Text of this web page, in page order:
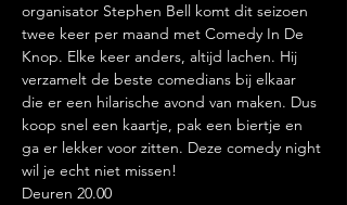
organisator Stephen Bell komt dit seizoen
twee keer per maand met Comedy In De
Knop. Elke keer anders, altijd lachen. Hij
verzamelt de beste comedians bij elkaar
die er een hilarische avond van maken. Dus
koop snel een kaartje, pak een biertje en
ga er lekker voor zitten. Deze comedy night
wil je echt niet missen!
Deuren 20.00